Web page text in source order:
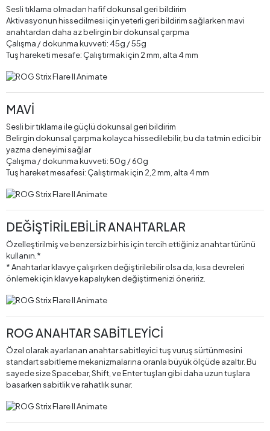
Sesli tıklama olmadan hafif dokunsal geri bildirim
Aktivasyonun hissedilmesi için yeterli geri bildirim sağlarken mavi
anahtardan daha az belirgin bir dokunsal çarpma
Çalışma / dokunma kuvveti: 45g / 55g
Tuş hareketi mesafe: Çalıştırmak için 2 mm, alta 4 mm
MAVİ
Sesli bir tıklama ile güçlü dokunsal geri bildirim
Belirgin dokunsal çarpma kolayca hissedilebilir, bu da tatmin edici bir
yazma deneyimi sağlar
Çalışma / dokunma kuvveti: 50g / 60g
Tuş hareket mesafesi: Çalıştırmak için 2,2 mm, alta 4 mm
DEĞİŞTİRİLEBİLİR ANAHTARLAR
Özelleştirilmiş ve benzersiz bir his için tercih ettiğiniz anahtar türünü
kullanın.*
* Anahtarlar klavye çalışırken değiştirilebilir olsa da, kısa devreleri
önlemek için klavye kapalıyken değiştirmenizi öneririz.
ROG ANAHTAR SABİTLEYİCİ
Özel olarak ayarlanan anahtar sabitleyici tuş vuruş sürtünmesini
standart sabitleme mekanizmalarına oranla büyük ölçüde azaltır. Bu
sayede size Spacebar, Shift, ve Enter tuşları gibi daha uzun tuşlara
basarken sabitlik ve rahatlık sunar.